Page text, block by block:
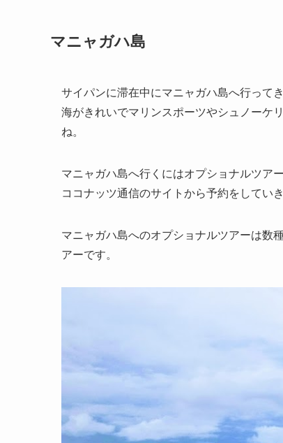
マニャガハ島
サイパンに滞在中にマニャガハ島へ行って
海がきれいでマリンスポーツやシュノーケ
ね。
マニャガハ島へ行くにはオプショナルツア
ココナッツ通信のサイトから予約をしていき
マニャガハ島へのオプショナルツアーは数
アーです。